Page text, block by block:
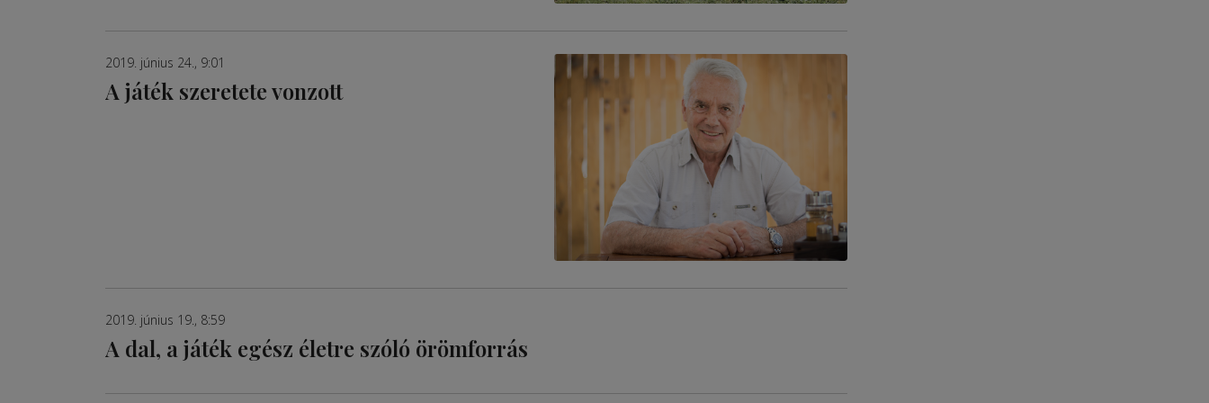
2019. június 24., 9:01
A játék szeretete vonzott
2019. június 19., 8:59
A dal, a játék egész életre szóló örömforrás